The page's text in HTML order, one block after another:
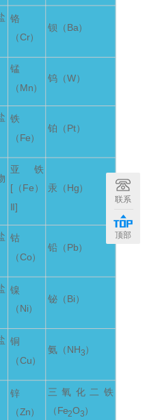
铬
（Cr）
钡（Ba）
锰
（Mn）
钨（W）
铁
（Fe）
铂（Pt）
亚铁
[（Fe）
II]
汞（Hg）
钴
（Co）
铅（Pb）
镍
（Ni）
铋（Bi）
铜
（Cu）
氨（NH3）
锌
（Zn）
三氧化二铁
（Fe2O3）
联系
顶部